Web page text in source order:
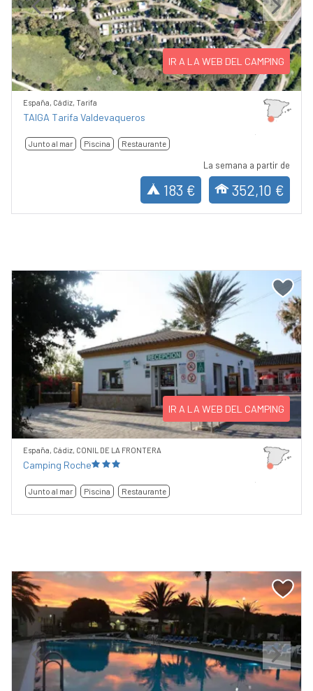
Previous Next
IR A LA WEB DEL CAMPING
España, Cádiz, Tarifa
TAIGA Tarifa Valdevaqueros
Junto al mar Piscina Restaurante
La semana a partir de
183 € 352,10 €
IR A LA WEB DEL CAMPING
España, Cádiz, CONIL DE LA FRONTERA
Camping Roche
Junto al mar Piscina Restaurante
Previous Next